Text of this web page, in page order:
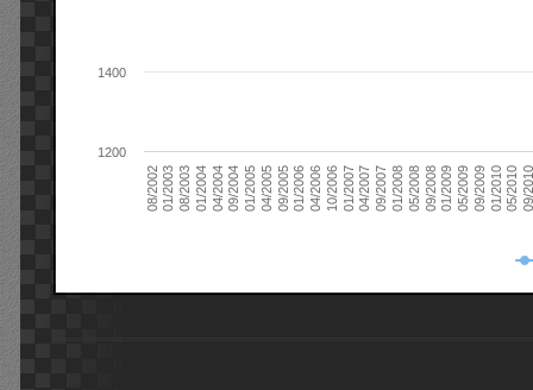
08/200201/200308/200301/200404/200409/200401/200504/200509/200501/200604/200610/200601/200704/200709/200701/200805/200809/200801/200905/200909/200901/201005/201009/
1200
1400